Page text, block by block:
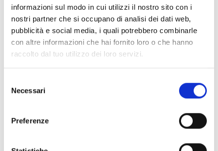
informazioni sul modo in cui utilizzi il nostro sito con i
nostri partner che si occupano di analisi dei dati web,
pubblicità e social media, i quali potrebbero combinarle
con altre informazioni che hai fornito loro o che hanno
raccolto dal tuo utilizzo dei loro servizi.
delNecessari
Preferenze
Zubehör für EB00-Meldersockel - Materialien(47)
herunterladen lock